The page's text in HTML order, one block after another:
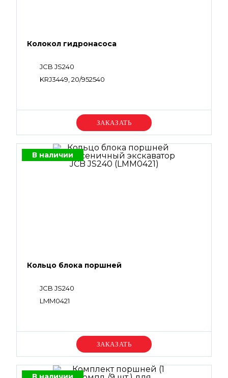
Колокол гидронасоса
JCB JS240
KRJ3449, 20/952540
Уточняйте цену
В наличии
Кольцо блока поршней
JCB JS240
LMM0421
Уточняйте цену